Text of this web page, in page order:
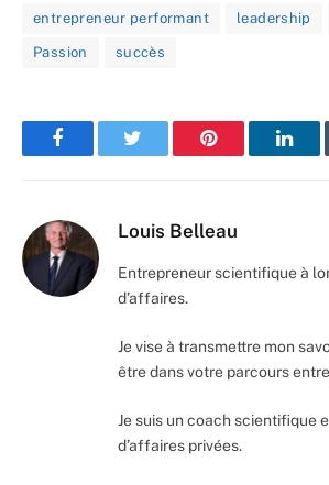
entrepreneur performant leadership
Passion succès
Facebook Pinterest
Louis Belleau
Entrepreneur scientifique à
d’affaires.
Je vise à transmettre mon
être dans votre parcours
Je suis un coach scientifique
d’affaires privées.